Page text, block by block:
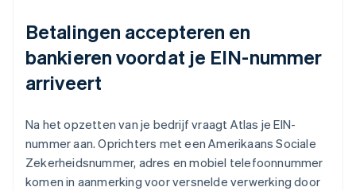
Betalingen accepteren en
bankieren voordat je EIN-nummer
arriveert
Na het opzetten van je bedrijf vraagt Atlas je EIN-
nummer aan. Oprichters met een Amerikaans Sociale
Zekerheidsnummer, adres en mobiel telefoonnummer
komen in aanmerking voor versnelde verwerking door